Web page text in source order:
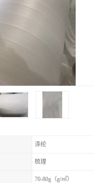
涤纶
梳理
70-80g（g/㎡）